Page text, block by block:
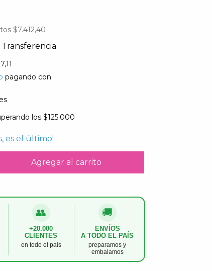
$7.412,40
Transferencia
pagando con
los$125.000
es el último!
👥
+20.000
CLIENTES
en todo el país
🚚
ENVÍOS
A TODO EL PAÍS
preparamos y
embalamos